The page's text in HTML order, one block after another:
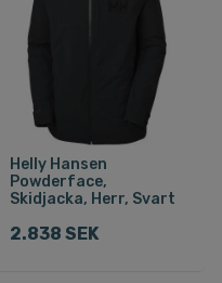
Helly Hansen
Powderface,
Skidjacka, Herr, Svart
2.838 SEK